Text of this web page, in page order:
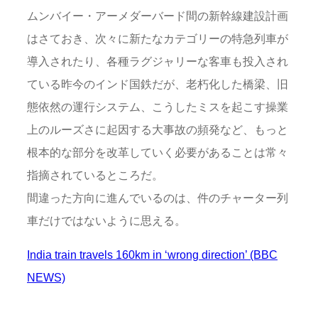
ムンバイー・アーメダーバード間の新幹線建設計画
はさておき、次々に新たなカテゴリーの特急列車が
導入されたり、各種ラグジャリーな客車も投入され
ている昨今のインド国鉄だが、老朽化した橋梁、旧
態依然の運行システム、こうしたミスを起こす操業
上のルーズさに起因する大事故の頻発など、もっと
根本的な部分を改革していく必要があることは常々
指摘されているところだ。
間違った方向に進んでいるのは、件のチャーター列
車だけではないように思える。
India train travels 160km in ‘wrong direction’ (BBC
NEWS)